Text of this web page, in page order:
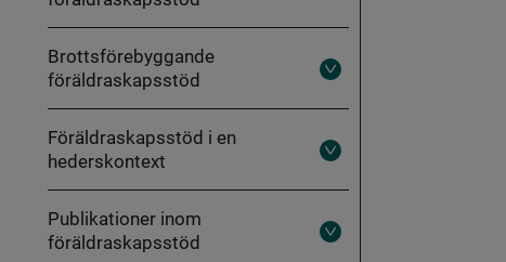
Brottsförebyggande
föräldraskapsstöd
Fäll
Brottsförebyggande
Föräldraskapsstöd i en
hederskontext
Fäll
Föräldraskapsstöd
en
hederskontext
Publikationer inom
föräldraskapsstöd
Fäll